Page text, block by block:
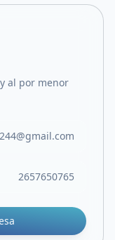
al por menor
2657650765